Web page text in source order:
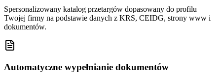
Spersonalizowany katalog przetargów dopasowany do profilu
Twojej firmy na podstawie danych z KRS, CEIDG, strony www i
dokumentów.
Automatyczne wypełnianie dokumentów